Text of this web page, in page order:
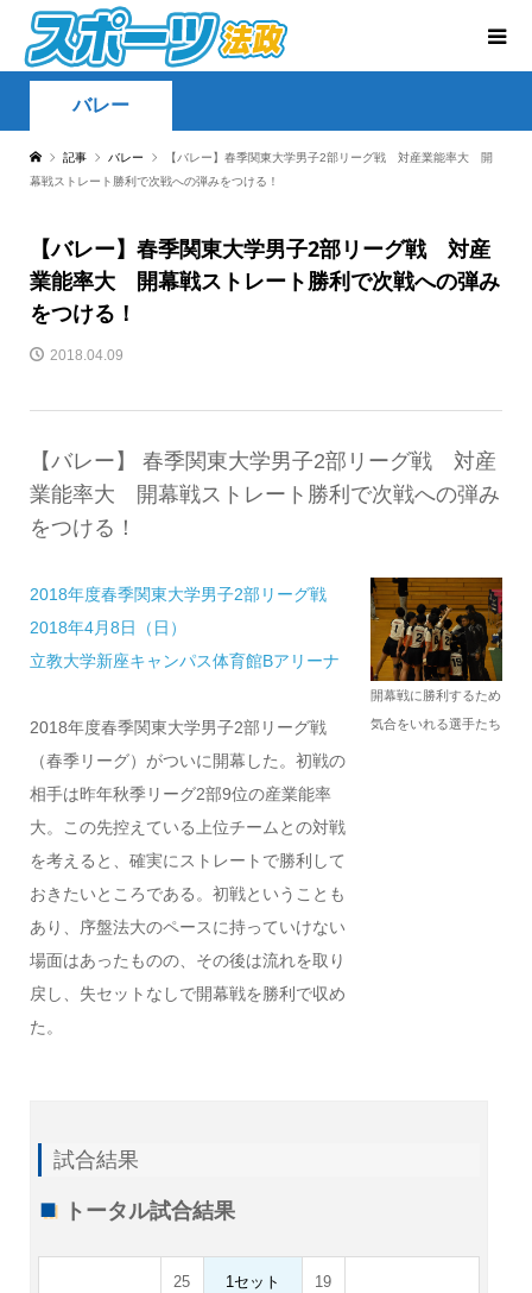
バレー
記事 バレー
【バレー】春季関東大学男子2部リーグ戦 対産業能率大 開
幕戦ストレート勝利で次戦への弾みをつける！
【バレー】春季関東大学男子2部リーグ戦 対産
業能率大 開幕戦ストレート勝利で次戦への弾み
をつける！
2018.04.09
【バレー】 春季関東大学男子2部リーグ戦 対産
業能率大 開幕戦ストレート勝利で次戦への弾み
をつける！
2018年度春季関東大学男子2部リーグ戦
2018年4月8日（日）
立教大学新座キャンパス体育館Bアリーナ
2018年度春季関東大学男子2部リーグ戦
（春季リーグ）がついに開幕した。初戦の
相手は昨年秋季リーグ2部9位の産業能率
大。この先控えている上位チームとの対戦
を考えると、確実にストレートで勝利して
おきたいところである。初戦ということも
あり、序盤法大のペースに持っていけない
場面はあったものの、その後は流れを取り
戻し、失セットなしで開幕戦を勝利で収め
た。
開幕戦に勝利するため
気合をいれる選手たち
試合結果
トータル試合結果
25 1セット 19